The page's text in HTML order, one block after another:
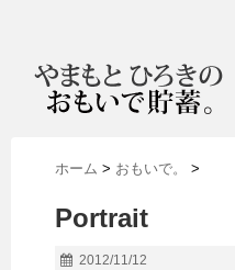
ホーム > おもいで。 >
Portrait
2012/11/12